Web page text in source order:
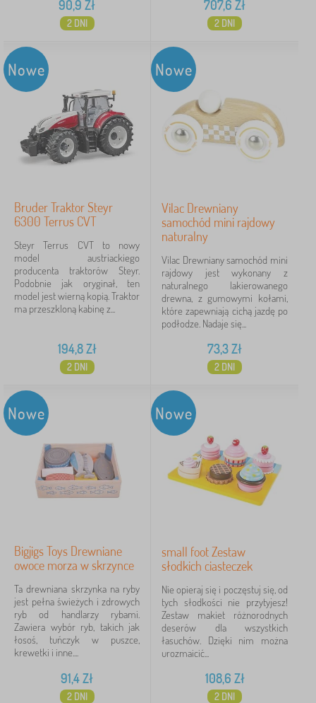
90,9 Zł
2 DNI
707,6 Zł
2 DNI
Nowe
Bruder Traktor Steyr
6300 Terrus CVT
Steyr Terrus CVT to nowy
model austriackiego
producenta traktorów Steyr.
Podobnie jak oryginał, ten
model jest wierną kopią. Traktor
ma przeszkloną kabinę z...
194,8Zł
2 DNI
Nowe
Vilac Drewniany
samochód mini rajdowy
naturalny
Vilac Drewniany samochód mini
rajdowy jest wykonany z
naturalnego lakierowanego
drewna, z gumowymi kołami,
które zapewniają cichą jazdę po
podłodze. Nadaje się...
73,3Zł
2 DNI
Nowe
Bigjigs Toys Drewniane
owoce morza w skrzynce
Ta drewniana skrzynka na ryby
jest pełna świeżych i zdrowych
ryb od handlarzy rybami.
Zawiera wybór ryb, takich jak
łosoś, tuńczyk w puszce,
krewetki i inne....
91,4Zł
2 DNI
Nowe
small foot Zestaw
słodkich ciasteczek
Nie opieraj się i poczęstuj się, od
tych słodkości nie przytyjesz!
Zestaw makiet różnorodnych
deserów dla wszystkich
łasuchów. Dzięki nim można
urozmaicić...
108,6 Zł
2 DNI